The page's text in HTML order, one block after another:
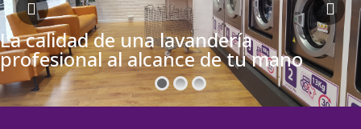
La calidad de una lavandería
profesional al alcance de tu mano